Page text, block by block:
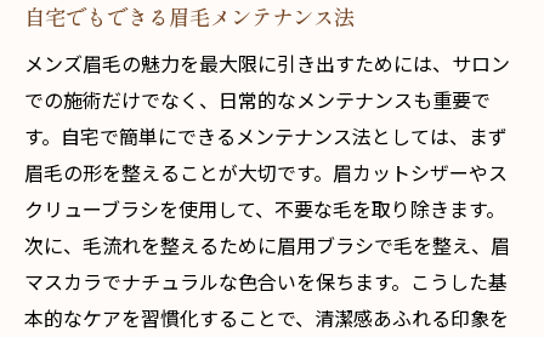
自宅でもできる眉毛メンテナンス法
メンズ眉毛の魅力を最大限に引き出すためには、サロン
での施術だけでなく、日常的なメンテナンスも重要で
す。自宅で簡単にできるメンテナンス法としては、まず
眉毛の形を整えることが大切です。眉カットシザーやス
クリューブラシを使用して、不要な毛を取り除きます。
次に、毛流れを整えるために眉用ブラシで毛を整え、眉
マスカラでナチュラルな色合いを保ちます。こうした基
本的なケアを習慣化することで、清潔感あふれる印象を